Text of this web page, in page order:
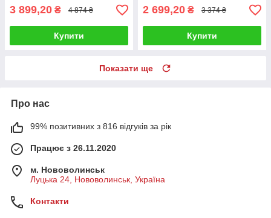
3 899,20 ₴ 4 874 ₴
Купити
2 699,20 ₴ 3 374 ₴
Купити
Показати ще
Про нас
99% позитивних з 816 відгуків за рік
Працює з 26.11.2020
м. Нововолинськ
Луцька 24, Нововолинськ, Україна
Контакти